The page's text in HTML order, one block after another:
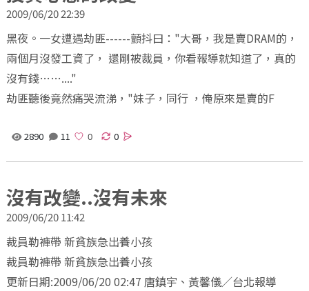
2009/06/20 22:39
黑夜。一女遭遇劫匪------顫抖曰："大哥，我是賣DRAM的，
兩個月沒發工資了， 還剛被裁員，你看報導就知道了，真的
沒有錢……...."
劫匪聽後竟然痛哭流涕，"妹子，同行 ，俺原來是賣的F
2890 11 0
沒有改變..沒有未來
2009/06/20 11:42
裁員勒褲帶 新貧族急出養小孩
裁員勒褲帶 新貧族急出養小孩
更新日期:2009/06/20 02:47 唐鎮宇、黃馨儀／台北報導